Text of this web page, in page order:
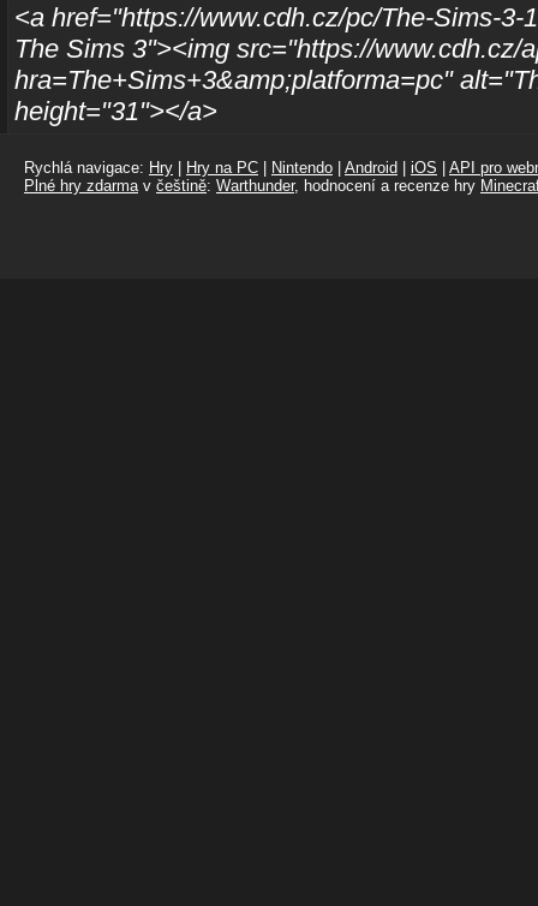
<a href="https://www.cdh.cz/pc/The-Sims-3-
The Sims 3"><img src="https://www.cdh.cz/
hra=The+Sims+3&amp;platforma=pc"
height="31"></a>
Rychlá navigace: Hry Hry na PC Nintendo Android iOS
API pro
Plné hry zdarma v češtině: Warthunder, hodnocení a recenze hry